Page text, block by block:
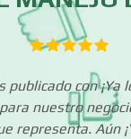
Cancelería de
Carpinterías
con ¡Ya
nuestro
representa. Aún